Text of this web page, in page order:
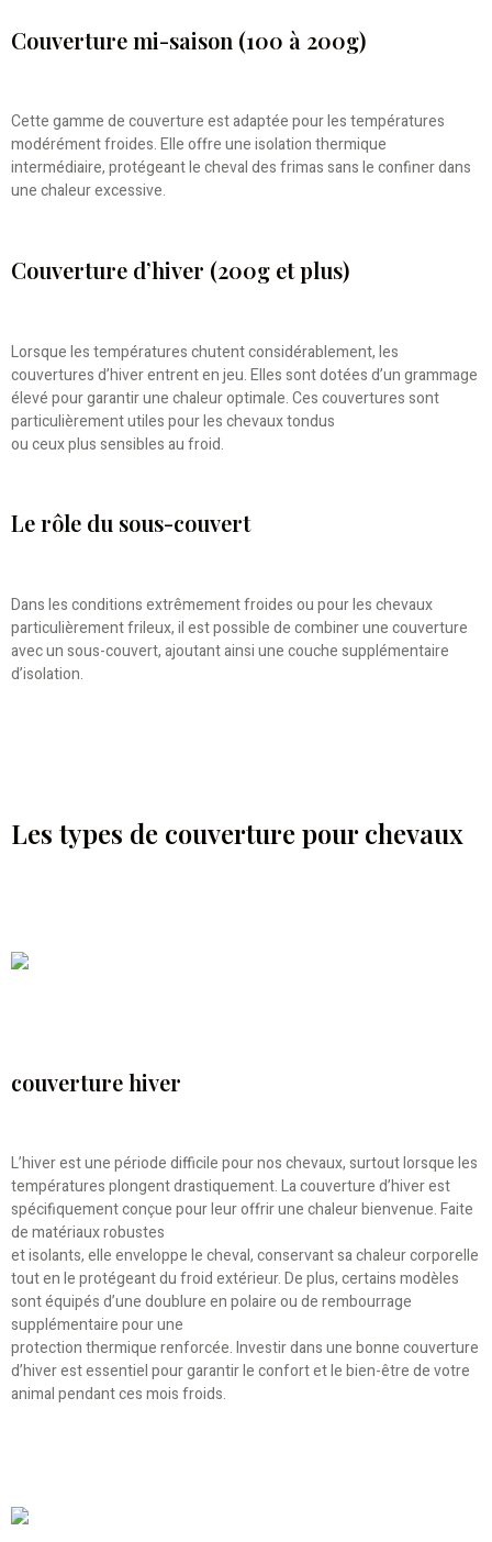
Couverture mi-saison (100 à 200g)
Cette gamme de couverture est adaptée pour les températures
modérément froides. Elle offre une isolation thermique
intermédiaire, protégeant le cheval des frimas sans le confiner dans
une chaleur excessive.
Couverture d’hiver (200g et plus)
Lorsque les températures chutent considérablement, les
couvertures d’hiver entrent en jeu. Elles sont dotées d’un grammage
élevé pour garantir une chaleur optimale. Ces couvertures sont
particulièrement utiles pour les chevaux tondus
ou ceux plus sensibles au froid.
Le rôle du sous-couvert
Dans les conditions extrêmement froides ou pour les chevaux
particulièrement frileux, il est possible de combiner une couverture
avec un sous-couvert, ajoutant ainsi une couche supplémentaire
d’isolation.
Les types de couverture pour chevaux
couverture hiver
L’hiver est une période difficile pour nos chevaux, surtout lorsque les
températures plongent drastiquement. La couverture d’hiver est
spécifiquement conçue pour leur offrir une chaleur bienvenue. Faite
de matériaux robustes
et isolants, elle enveloppe le cheval, conservant sa chaleur corporelle
tout en le protégeant du froid extérieur. De plus, certains modèles
sont équipés d’une doublure en polaire ou de rembourrage
supplémentaire pour une
protection thermique renforcée. Investir dans une bonne couverture
d’hiver est essentiel pour garantir le confort et le bien-être de votre
animal pendant ces mois froids.